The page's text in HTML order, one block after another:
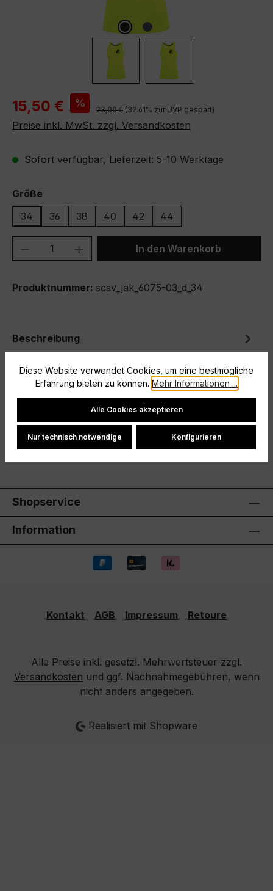
Verkaufspreis:
15,50 € % Regulärer Preis:
23,00 € (32.61% zur UVP gespart)
Preise inkl. MwSt. zzgl. Versandkosten
Sofort verfügbar, Lieferzeit: 5-10 Werktage
Größeauswählen
34
36 38 40 42 44
Produkt Anzahl: Gib denIn den Warenkorb
Produktnummer: scsv_jak_6075-03_d_34
Beschreibung
Sofern der Artikel veredelt wurde, ist dieser vom
Umtausch ausgeschlosse…Mehr
Bewertungen
Shopservice
Information
Kontakt AGB Impressum Retoure
Alle Preise inkl. gesetzl. Mehrwertsteuer zzgl.
Versandkosten und ggf. Nachnahmegebühren, wenn
nicht anders angegeben.
Realisiert mit Shopware
Diese Website verwendet Cookies, um eine bestmögliche
Erfahrung bieten zu können. Mehr Informationen ...
Cookie-Einstellungen
Alle Cookies akzeptieren
Nur technisch notwendige Konfigurieren